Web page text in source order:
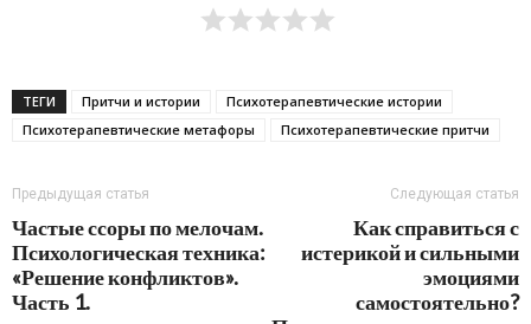
ТЕГИ Притчи и истории
Психотерапевтические истории
Психотерапевтические метафоры
Психотерапевтические притчи
Предыдущая статья
Частые ссоры по мелочам.
Психологическая техника:
«Решение конфликтов».
Часть 1.
Следующая статья
Как справиться с
истерикой и сильными
эмоциями
самостоятельно?